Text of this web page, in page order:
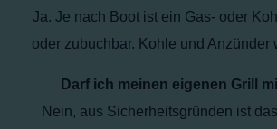
Ja. Je nach Boot ist ein Gas- oder
oder zubuchbar. Kohle und Anzünder
Darf ich meinen eigenen Grill
Nein, aus Sicherheitsgründen ist